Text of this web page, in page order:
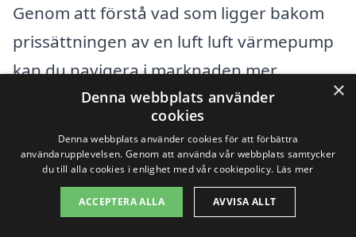
Genom att förstå vad som ligger bakom
prissättningen av en luft luft värmepump
kan du navigera i marknaden mer
effektivt och säkerställa att du får ett bra
erbjudande för din installation. Tveka inte
att utnyttja resurser och expertis i din
omgivning för att hitta den bästa
lösningen för ditt hem.
×
Denna webbplats använder
cookies
Denna webbplats använder cookies för att förbättra
användarupplevelsen. Genom att använda vår webbplats samtycker
du till alla cookies i enlighet med vår cookiepolicy. Läs mer
ACCEPTERA ALLA AVVISA ALLT